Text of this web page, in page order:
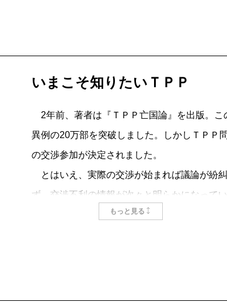
いまこそ知りたいＴＰＰ
2年前、著者は『ＴＰＰ亡国論』を出版。こ
異例の20万部を突破しました。しかしＴＰＰ
の交渉参加が決定されました。
とはいえ、実際の交渉が始まれば議論が紛
ず、交渉不利の情報が次々と明らかになって
す必要に迫られているのです。
もっと見る